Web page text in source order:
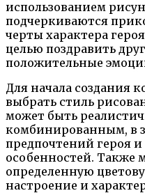
использованием
подчеркиваются
черты характера
целью поздравить
положительные
Для начала создания
выбрать стиль
может быть
комбинированным, в
предпочтений героя
особенностей. Также
определенную
настроение и